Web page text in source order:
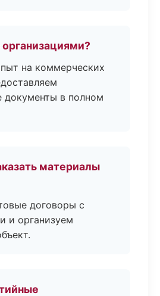
на коммерческих
в полном
материалы
договоры с
и организуем